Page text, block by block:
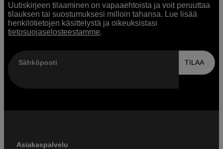
Uutiskirjeen tilaaminen on vapaaehtoista ja voit peruuttaa
tilauksen tai suostumuksesi milloin tahansa. Lue lisää
henkilötietojen käsittelystä ja oikeuksistasi
tietosuojaselosteestamme.
Sähköposti TILAA
Asiakaspalvelu